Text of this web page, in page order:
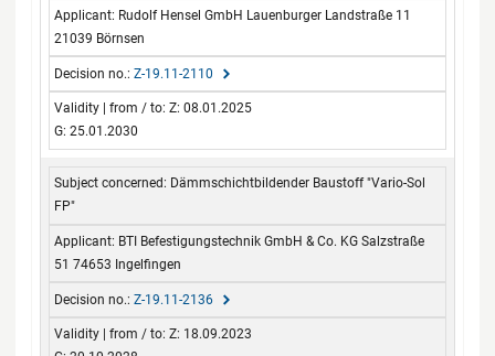
Rudolf Hensel GmbH Lauenburger Landstraße 11
21039 Börnsen
Z-19.11-2110
Z: 08.01.2025
G: 25.01.2030
Dämmschichtbildender Baustoff "Vario-Sol
FP"
BTI Befestigungstechnik GmbH & Co. KG Salzstraße
51 74653 Ingelfingen
Z-19.11-2136
Z: 18.09.2023